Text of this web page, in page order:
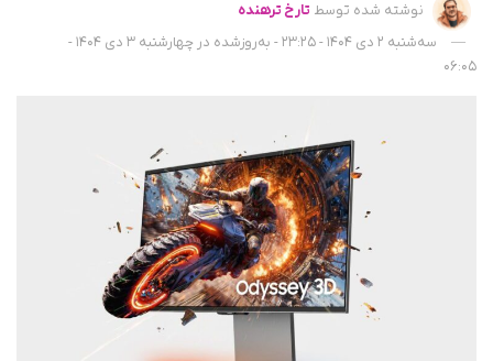
نوشته شده توسط تارخ ترهنده
سه‌شنبه 2 دی 1404 - 23:25 - به‌روزشده در چهارشنبه 3 دی 1404 -
06:05